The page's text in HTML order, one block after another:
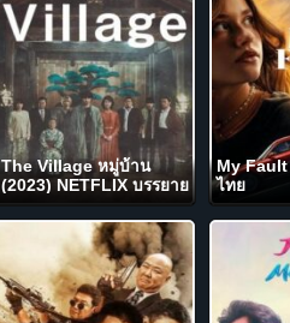
The Village หมู่บ้าน
(2023) NETFLIX บรรยาย
ไทย
My
ไทย